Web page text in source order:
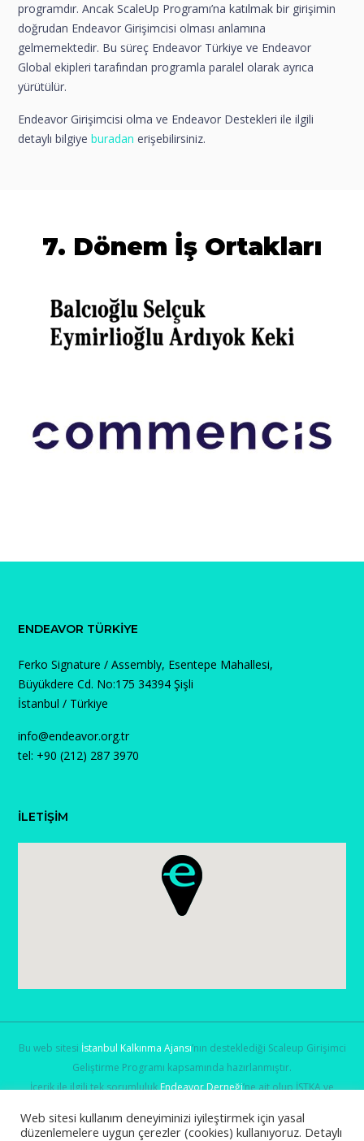
programdır. Ancak ScaleUp Programı’na katılmak bir girişimin
doğrudan Endeavor Girişimcisi olması anlamına
gelmemektedir. Bu süreç Endeavor Türkiye ve Endeavor
Global ekipleri tarafından programla paralel olarak ayrıca
yürütülür.
Endeavor Girişimcisi olma ve Endeavor Destekleri ile ilgili
detaylı bilgiyeburadan erişebilirsiniz.
7. Dönem İş Ortakları
ENDEAVOR TÜRKIYE
Ferko Signature / Assembly, Esentepe Mahallesi,
Büyükdere Cd. No:175 34394 Şişli
İstanbul / Türkiye
info@endeavor.org.tr
tel: +90 (212) 287 3970
İLETİŞİM
Bu web sitesi İstanbul Kalkınma Ajansı’nın desteklediği Scaleup Girişimci
Geliştirme Programı kapsamında hazırlanmıştır.
İçerik ile ilgili tek sorumlulukEndeavor Derneği’ne ait olup İSTKA ve
Web sitesi kullanım deneyiminizi iyileştirmek için yasal
düzenlemelere uygun çerezler (cookies) kullanıyoruz. Detaylı